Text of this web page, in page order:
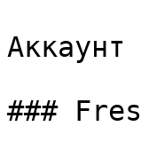
###